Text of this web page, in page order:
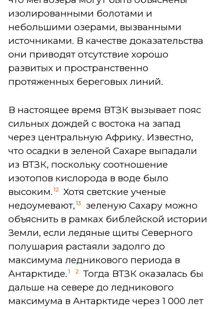
изолированными болотами и
небольшими озерами, вызванными
источниками. В качестве доказательства
они приводят отсутствие хорошо
развитых и пространственно
протяженных береговых линий.
В настоящее время ВТЗК вызывает пояс
сильных дождей с востока на запад
через центральную Африку. Известно,
что осадки в зеленой Сахаре выпадали
из ВТЗК, поскольку соотношение
изотопов кислорода в воде было
высоким. 12
Хотя светские ученые
недоумевают, 13
зеленую Сахару можно
объяснить в рамках библейской истории
Земли, если ледяные щиты Северного
полушария растаяли задолго до
максимума ледникового периода в
Антарктиде. 1 2
Тогда ВТЗК оказалась бы
дальше на севере до ледникового
максимума в Антарктиде через 1 000 лет